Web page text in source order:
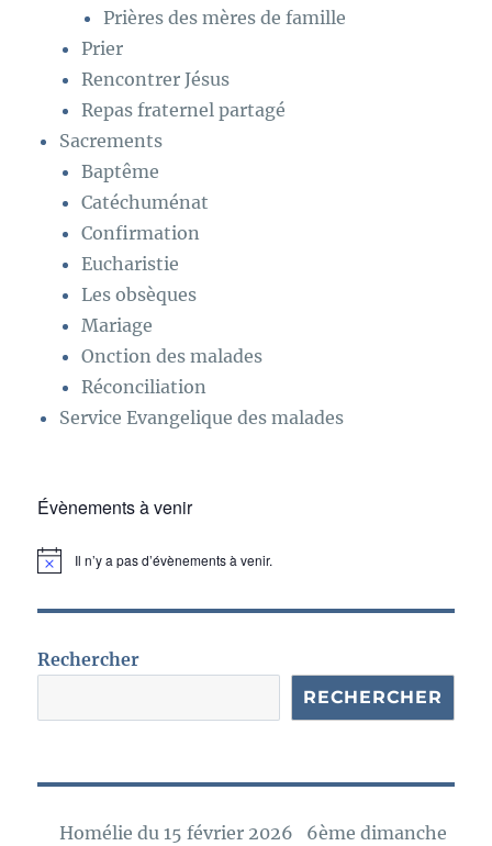
Prières des mères de famille
Prier
Rencontrer Jésus
Repas fraternel partagé
Sacrements
Baptême
Catéchuménat
Confirmation
Eucharistie
Les obsèques
Mariage
Onction des malades
Réconciliation
Service Evangelique des malades
Évènements à venir
N
e
Il n’y a pas d’évènements à venir.
Rechercher
RECHERCHER
Homélie du 15 février 2026 6ème dimanche